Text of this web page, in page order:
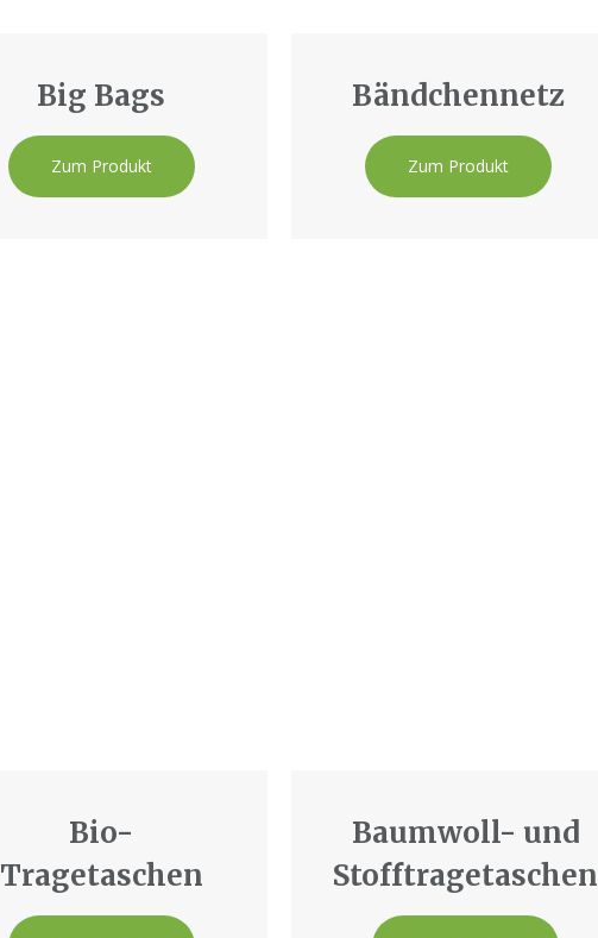
Big Bags
Zum Produkt
Bändchennetz
Zum Produkt
Bio-
Tragetaschen
Baumwoll- und
Stofftragetaschen